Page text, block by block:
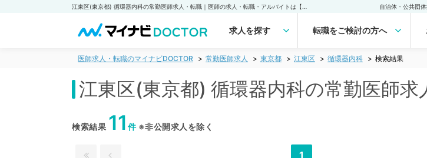
自治体・公共団
求人を探す 転職をご検討の方へ
医師求人・転職のマイナビDOCTOR 常勤医師求人 東京都 江東区 循環器内科 検索結果
江東区(東京都) 循環器内科の常勤医師求
検索結果 11 件※非公開求人を除く
1